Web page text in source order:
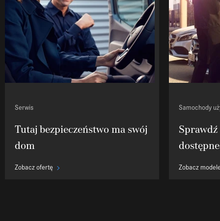
Serwis
Tutaj bezpieczeństwo ma swój
dom
Zobacz ofertę
Samochody
Zobacz